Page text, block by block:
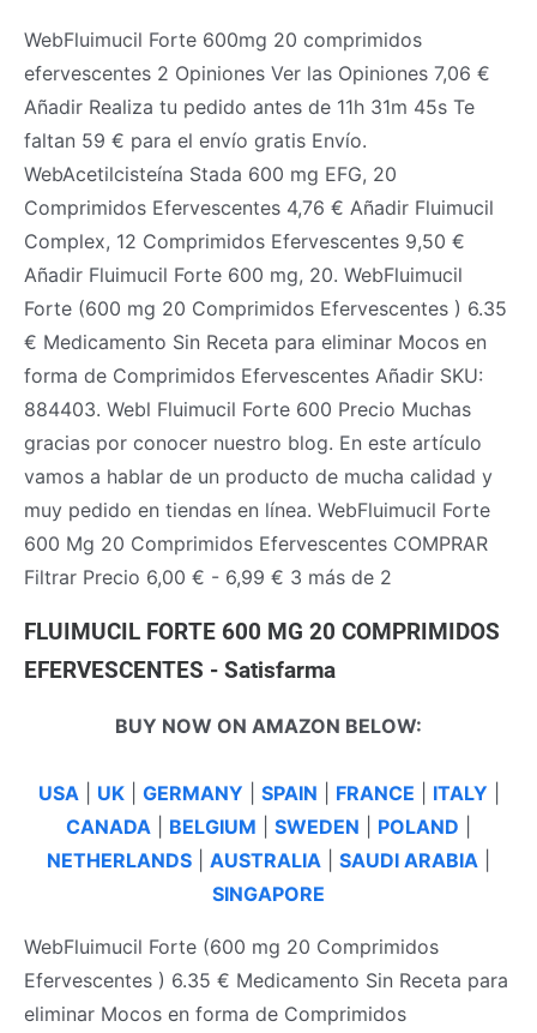
WebFluimucil Forte 600mg 20 comprimidos
efervescentes 2 Opiniones Ver las Opiniones 7,06 €
Añadir Realiza tu pedido antes de 11h 31m 45s Te
faltan 59 € para el envío gratis Envío.
WebAcetilcisteína Stada 600 mg EFG, 20
Comprimidos Efervescentes 4,76 € Añadir Fluimucil
Complex, 12 Comprimidos Efervescentes 9,50 €
Añadir Fluimucil Forte 600 mg, 20. WebFluimucil
Forte (600 mg 20 Comprimidos Efervescentes ) 6.35
€ Medicamento Sin Receta para eliminar Mocos en
forma de Comprimidos Efervescentes Añadir SKU:
884403. Webl Fluimucil Forte 600 Precio ️Muchas
gracias por conocer nuestro blog. En este artículo
vamos a hablar de un producto de mucha calidad y
muy pedido en tiendas en línea. WebFluimucil Forte
600 Mg 20 Comprimidos Efervescentes COMPRAR
Filtrar Precio 6,00 € - 6,99 € 3 más de 2
FLUIMUCIL FORTE 600 MG 20 COMPRIMIDOS
EFERVESCENTES - Satisfarma
BUY NOW ON AMAZON BELOW:
USA UK| GERMANY SPAIN FRANCE ITALY
CANADA
BELGIUM SWEDEN POLAND
NETHERLANDS
AUSTRALIA SAUDI ARABIA
SINGAPORE
WebFluimucil Forte (600 mg 20 Comprimidos
Efervescentes ) 6.35 € Medicamento Sin Receta para
eliminar Mocos en forma de Comprimidos